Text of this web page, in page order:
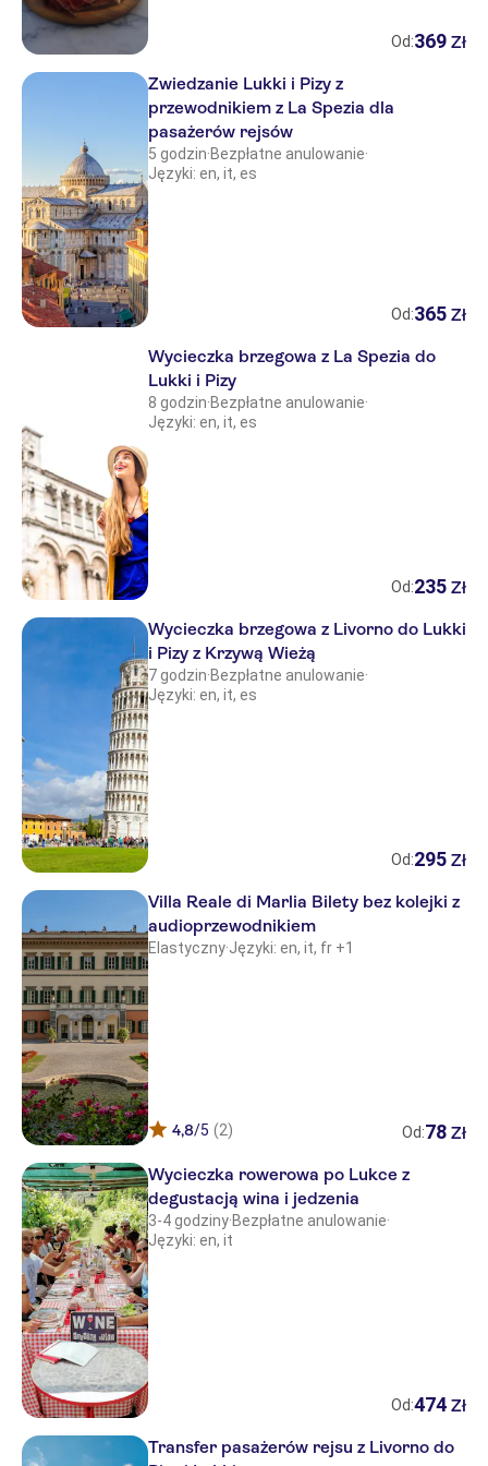
Od:369 Zł
Zwiedzanie Lukki i Pizy z
przewodnikiem z La Spezia dla
pasażerów rejsów
5 godzin·Bezpłatne anulowanie·
Języki: en, it, es
Od:365 Zł
Wycieczka brzegowa z La Spezia do
Lukki i Pizy
8 godzin·Bezpłatne anulowanie·
Języki: en, it, es
Od:235 Zł
Wycieczka brzegowa z Livorno do Lukki
i Pizy z Krzywą Wieżą
7 godzin·Bezpłatne anulowanie·
Języki: en, it, es
Od:295 Zł
Villa Reale di Marlia Bilety bez kolejki z
audioprzewodnikiem
Elastyczny·Języki: en, it, fr +1
4,8/5 (2) Od:78 Zł
Wycieczka rowerowa po Lukce z
degustacją wina i jedzenia
3-4 godziny·Bezpłatne anulowanie·
Języki: en, it
Od:474 Zł
Transfer pasażerów rejsu z Livorno do